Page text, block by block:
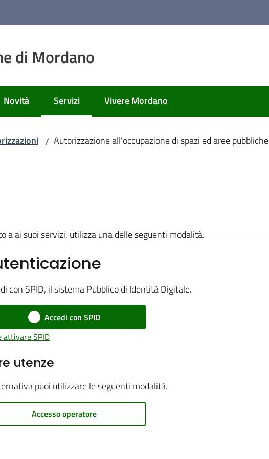
di Mordano
Novità Servizi
Menu selezionatoVivere Mordano
/ Autorizzazione all'occupazione di spazi ed aree pubbliche
a ai suoi servizi, utilizza una delle seguenti modalità.
con SPID, il sistema Pubblico di Identità Digitale.
Accedi con SPID
attivare SPID
utenze
puoi utilizzare le seguenti modalità.
Accesso operatore